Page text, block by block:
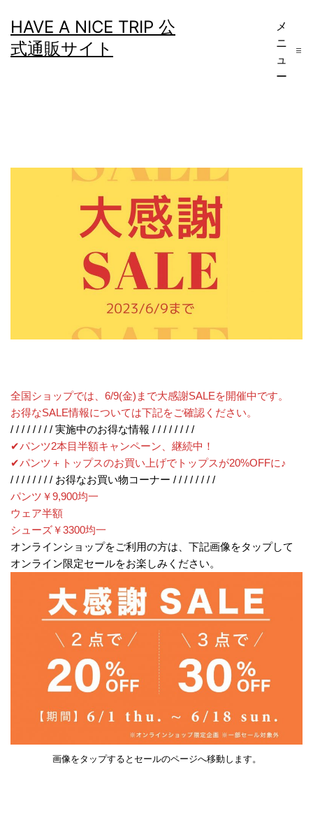
ン
テ
HAVE A NICE TRIP 公
式通販サイト
メ
ニ
ュ
ー
全国ショップでは、6/9(金)まで大感謝SALEを開催中です。
お得なSALE情報については下記をご確認ください。
/ / / / / / / / 実施中のお得な情報 / / / / / / / /
✔︎パンツ2本目半額キャンペーン、継続中！
✔︎パンツ＋トップスのお買い上げでトップスが20%OFFに♪
/ / / / / / / / お得なお買い物コーナー / / / / / / / /
パンツ￥9,900均一
ウェア半額
シューズ￥3300均一
オンラインショップをご利用の方は、下記画像をタップして
オンライン限定セールをお楽しみください。
画像をタップするとセールのページへ移動します。